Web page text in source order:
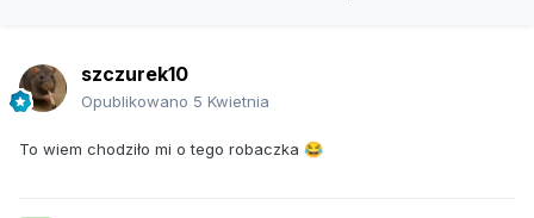
szczurek10
Opublikowano 5 Kwietnia
To wiem chodziło mi o tego robaczka 😂